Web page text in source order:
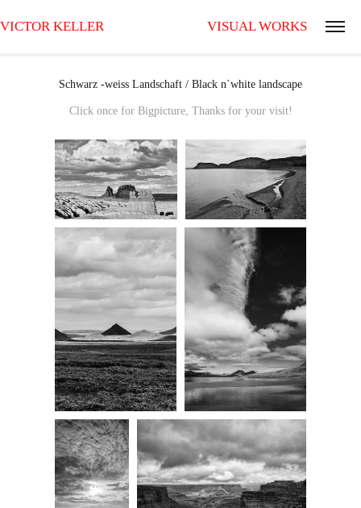
VICTOR KELLER                                VISUAL WORKS
Schwarz -weiss Landschaft / Black n`white landscape
Click once for Bigpicture, Thanks for your visit!